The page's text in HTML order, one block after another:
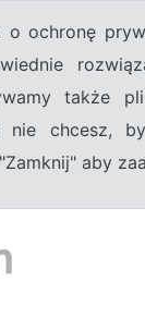
o ochronę
także
nie chcesz,
aby